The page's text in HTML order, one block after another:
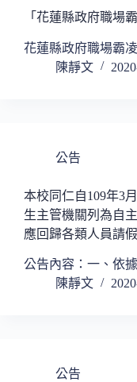
「花蓮縣政府職場
花蓮縣政府職場霸
陳靜文
公告
本校同仁自109年3
生主管機關列為自
應回歸各類人員請
公告內容：一、依
陳靜文
公告